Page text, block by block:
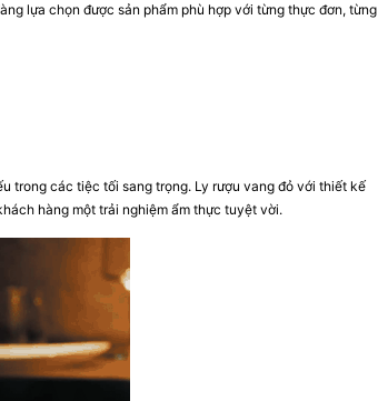
lựa chọn được sản phẩm phù hợp với từng thực đơn, từng
trong các tiệc tối sang trọng. Ly rượu vang đỏ với thiết kế
hàng một trải nghiệm ẩm thực tuyệt vời.